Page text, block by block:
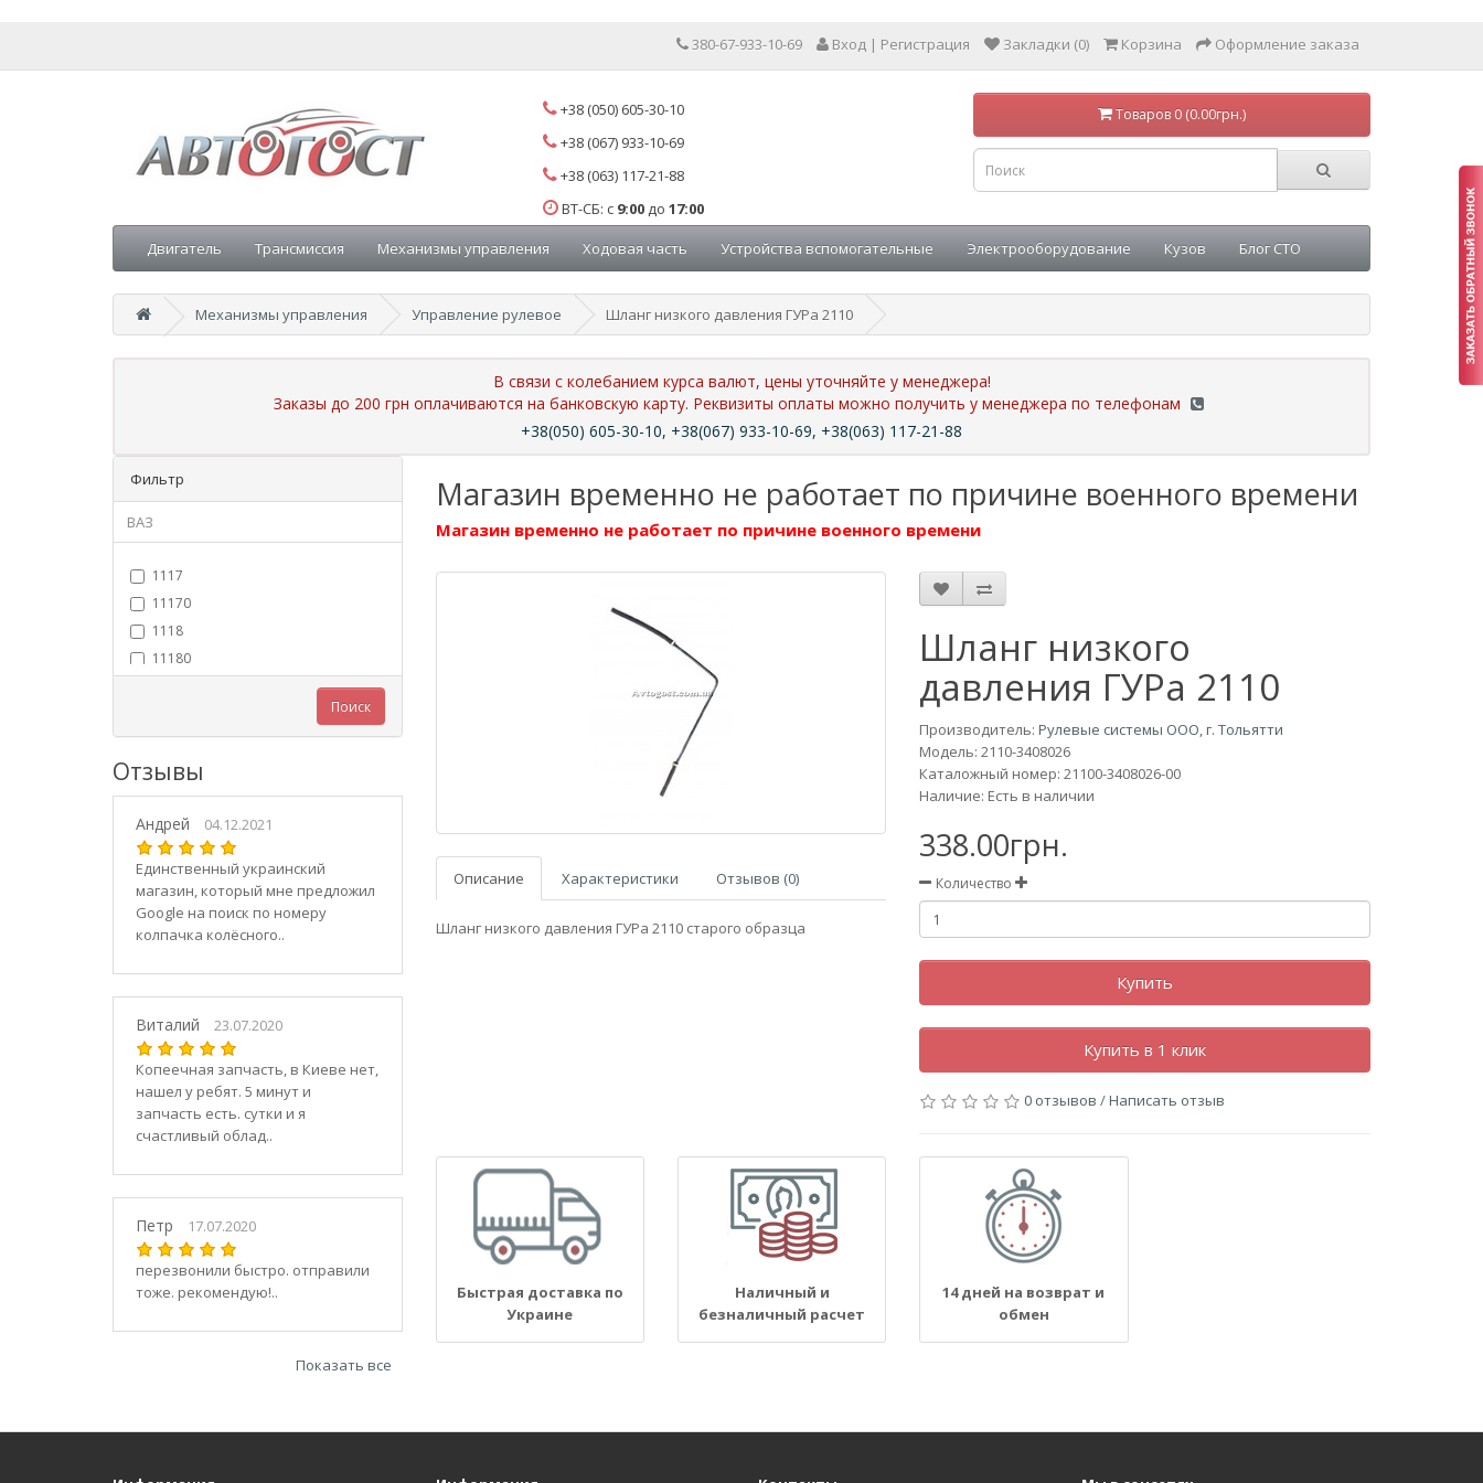
380-67-933-10-69 Вход | Регистрация Закладки (0) Корзина Оформление заказа
+38 (050) 605-30-10
+38 (067) 933-10-69
+38 (063) 117-21-88
ВТ-СБ: с 9:00 до 17:00
Товаров 0 (0.00грн.)
Двигатель Трансмиссия Механизмы управления Ходовая часть Устройства вспомогательные Электрооборудование Кузов Блог СТО
Механизмы управления Управление рулевое Шланг низкого давления ГУРа 2110
В связи с колебанием курса валют, цены уточняйте у менеджера!
Заказы до 200 грн оплачиваются на банковскую карту. Реквизиты оплаты можно получить у менеджера по телефонам
+38(050) 605-30-10, +38(067) 933-10-69, +38(063) 117-21-88
Фильтр
ВАЗ
1117
11170
1118
11180
11186
1119
11190
11194
2101
21010
2102
21020
21040
21044
21047
2107
21070
21073
21083
Поиск
Отзывы
Андрей 04.12.2021
Единственный украинский
магазин, который мне предложил
Google на поиск по номеру
колпачка колёсного..
Виталий 23.07.2020
Копеечная запчасть, в Киеве нет,
нашел у ребят. 5 минут и
запчасть есть. сутки и я
счастливый облад..
Петр 17.07.2020
перезвонили быстро. отправили
тоже. рекомендую!..
Показать все
Магазин временно не работает по причине военного времени
Магазин временно не работает по причине военного времени
Описание Характеристики Отзывов (0)
Шланг низкого давления ГУРа 2110 старого образца
Шланг низкого
давления ГУРа 2110
Производитель:Рулевые системы ООО, г. Тольятти
Модель:2110-3408026
Каталожный номер: 21100-3408026-00
Наличие: Есть в наличии
338.00грн.
Количество
Купить
Купить в 1 клик
0 отзывов /Написать отзыв
Быстрая доставка по
Украине
Наличный и
безналичный расчет
14 дней на возврат и
обмен